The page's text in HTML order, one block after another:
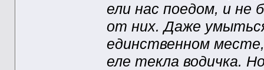
ели нас поедом, и не
от них. Даже
единственном
еле текла водичка.